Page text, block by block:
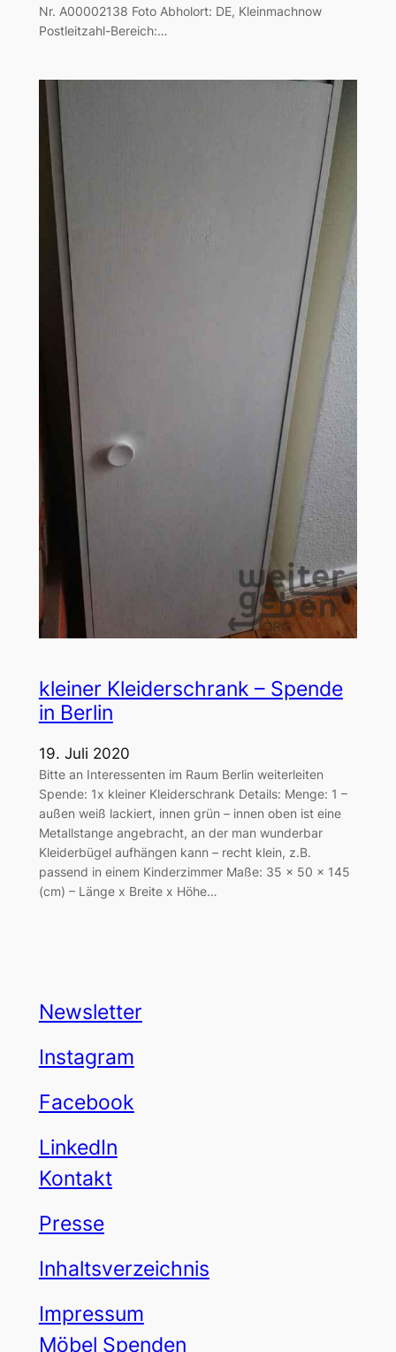
Nr. A00002138 Foto Abholort: DE, Kleinmachnow
Postleitzahl-Bereich:…
kleiner Kleiderschrank – Spende
in Berlin
19. Juli 2020
Bitte an Interessenten im Raum Berlin weiterleiten
Spende: 1x kleiner Kleiderschrank Details: Menge: 1 –
außen weiß lackiert, innen grün – innen oben ist eine
Metallstange angebracht, an der man wunderbar
Kleiderbügel aufhängen kann – recht klein, z.B.
passend in einem Kinderzimmer Maße: 35 x 50 x 145
(cm) – Länge x Breite x Höhe…
Newsletter
Instagram
Facebook
LinkedIn
Kontakt
Presse
Inhaltsverzeichnis
Impressum
Möbel Spenden